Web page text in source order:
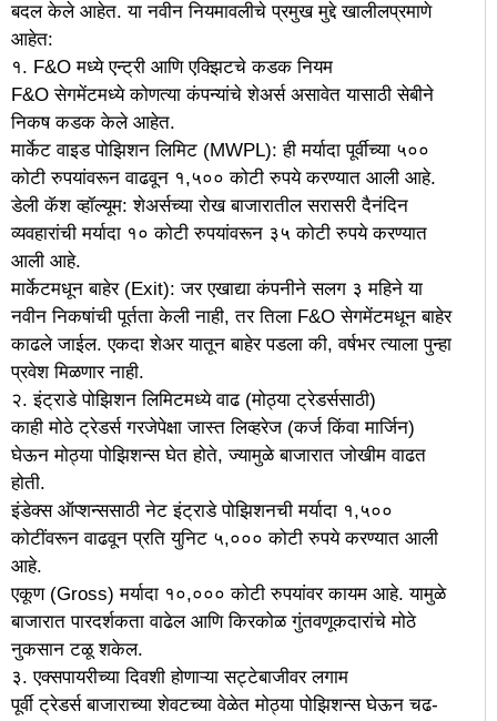
बदल केले आहेत. या नवीन नियमावलीचे प्रमुख मुद्दे खालीलप्रमाणे
आहेत:
१. F&O मध्ये एन्ट्री आणि एक्झिटचे कडक नियम
F&O सेगमेंटमध्ये कोणत्या कंपन्यांचे शेअर्स असावेत यासाठी सेबीने
निकष कडक केले आहेत.
मार्केट वाइड पोझिशन लिमिट (MWPL): ही मर्यादा पूर्वीच्या ५००
कोटी रुपयांवरून वाढवून १,५०० कोटी रुपये करण्यात आली आहे.
डेली कॅश व्हॉल्यूम: शेअर्सच्या रोख बाजारातील सरासरी दैनंदिन
व्यवहारांची मर्यादा १० कोटी रुपयांवरून ३५ कोटी रुपये करण्यात
आली आहे.
मार्केटमधून बाहेर (Exit): जर एखाद्या कंपनीने सलग ३ महिने या
नवीन निकषांची पूर्तता केली नाही, तर तिला F&O सेगमेंटमधून बाहेर
काढले जाईल. एकदा शेअर यातून बाहेर पडला की, वर्षभर त्याला पुन्हा
प्रवेश मिळणार नाही.
२. इंट्राडे पोझिशन लिमिटमध्ये वाढ (मोठ्या ट्रेडर्ससाठी)
काही मोठे ट्रेडर्स गरजेपेक्षा जास्त लिव्हरेज (कर्ज किंवा मार्जिन)
घेऊन मोठ्या पोझिशन्स घेत होते, ज्यामुळे बाजारात जोखीम वाढत
होती.
इंडेक्स ऑप्शन्ससाठी नेट इंट्राडे पोझिशनची मर्यादा १,५००
कोटींवरून वाढवून प्रति युनिट ५,००० कोटी रुपये करण्यात आली
आहे.
एकूण (Gross) मर्यादा १०,००० कोटी रुपयांवर कायम आहे. यामुळे
बाजारात पारदर्शकता वाढेल आणि किरकोळ गुंतवणूकदारांचे मोठे
नुकसान टळू शकेल.
३. एक्सपायरीच्या दिवशी होणाऱ्या सट्टेबाजीवर लगाम
पूर्वी ट्रेडर्स बाजाराच्या शेवटच्या वेळेत मोठ्या पोझिशन्स घेऊन चढ-